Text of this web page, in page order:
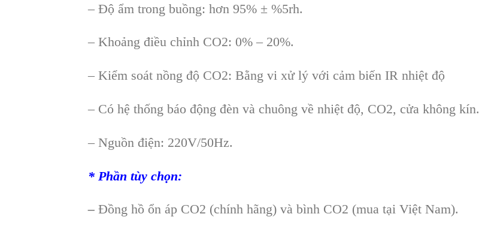
– Độ ẩm trong buồng: hơn 95% ± %5rh.
– Khoảng điều chỉnh CO2: 0% – 20%.
– Kiểm soát nồng độ CO2: Bằng vi xử lý với cảm biến IR nhiệt độ
– Có hệ thống báo động đèn và chuông về nhiệt độ, CO2, cửa không kín.
– Nguồn điện: 220V/50Hz.
* Phần tùy chọn:
– Đồng hồ ổn áp CO2 (chính hãng) và bình CO2 (mua tại Việt Nam).